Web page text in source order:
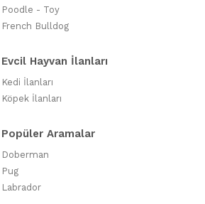
Poodle - Toy
French Bulldog
Evcil Hayvan İlanları
Kedi İlanları
Köpek İlanları
Popüler Aramalar
Doberman
Pug
Labrador